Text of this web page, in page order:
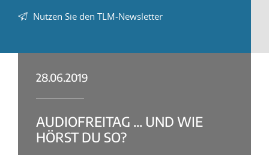
Nutzen Sie den TLM-Newsletter
28.06.2019
AUDIOFREITAG ... UND WIE
HÖRST DU SO?